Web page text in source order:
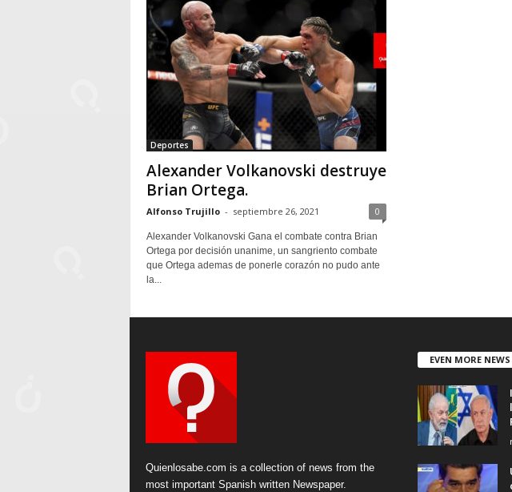
Deportes
Alexander Volkanovski destruye
Brian Ortega.
Alfonso Trujillo - septiembre 26, 2021 0
Alexander Volkanovski Gana el combate contra Brian
Ortega por decisión unanime, un sangriento combate
que Ortega ademas de ponerle corazón no pudo ante
la...
Quienlosabe.com is a collection of news from the
most important Spanish written Newspaper.
EVEN MORE NEWS